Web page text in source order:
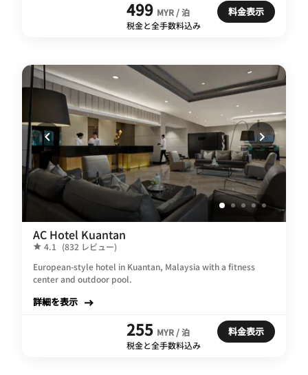
499 MYR / 泊
税金と全手数料込み
料金表示
AC Hotel Kuantan
4.1
(832 レビュー)
European-style hotel in Kuantan, Malaysia with a fitness
center and outdoor pool.
詳細を表示
255 MYR / 泊
税金と全手数料込み
料金表示